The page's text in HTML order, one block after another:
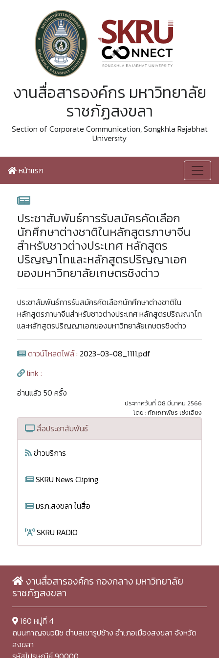
งานสื่อสารองค์กร มหาวิทยาลัย
ราชภัฏสงขลา
Section of Corporate Communication, Songkhla Rajabhat
University
หน้าแรก
ประชาสัมพันธ์การรับสมัครคัดเลือก
นักศึกษาต่างชาติในหลักสูตรภาษาจีน
สำหรับชาวต่างประเทศ หลักสูตร
ปริญญาโทและหลักสูตรปริญญาเอก
ของมหาวิทยาลัยเกษตรชิงต่าว
ประชาสัมพันธ์การรับสมัครคัดเลือกนักศึกษาต่างชาติใน
หลักสูตรภาษาจีนสำหรับชาวต่างประเทศ หลักสูตรปริญญาโท
และหลักสูตรปริญญาเอกของมหาวิทยาลัยเกษตรชิงต่าว
ดาวน์โหลดไฟล์ : 2023-03-08_1111.pdf
link :
อ่านแล้ว 50 ครั้ง
ประกาศวันที่ 08 มีนาคม 2566
โดย : กัญญาพัชร เซ่งเอียง
สื่อประชาสัมพันธ์
ข่าวบริการ
SKRU News Cliping
มรภ.สงขลา ในสื่อ
SKRU RADIO
งานสื่อสารองค์กร กองกลาง มหาวิทยาลัย
ราชภัฏสงขลา
160 หมู่ที่ 4
ถนนกาญจนวนิช ตำบลเขารูปช้าง อำเภอเมืองสงขลา จังหวัด
สงขลา